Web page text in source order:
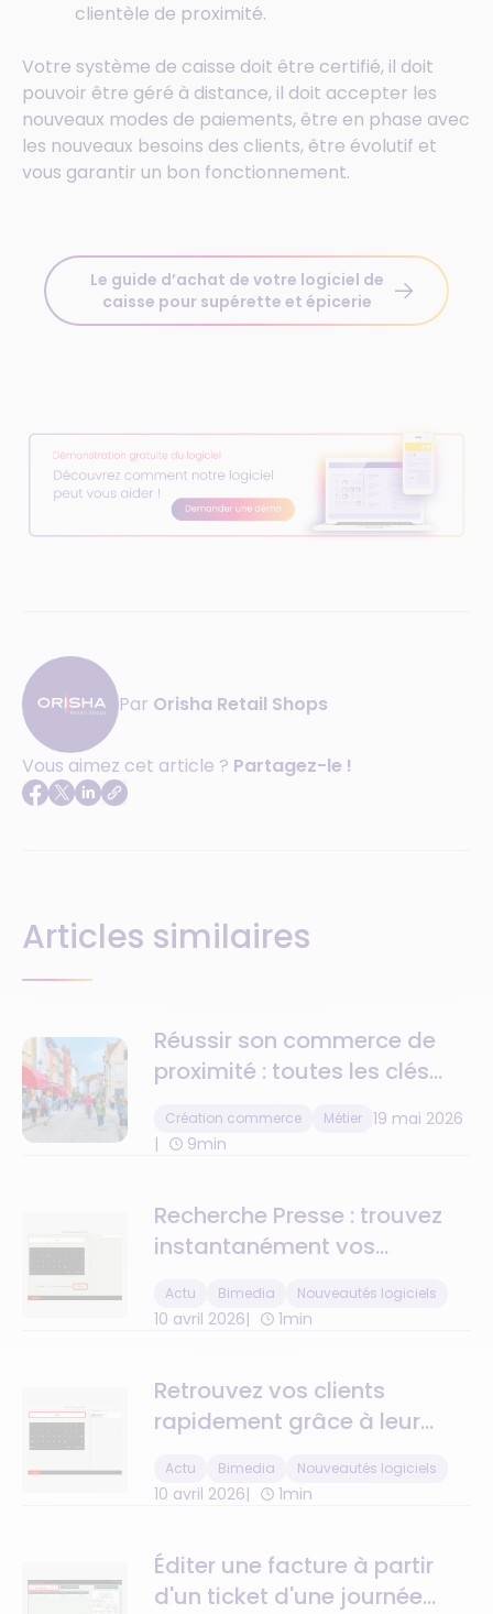
clientèle de proximité.
Votre système de caisse doit être certifié, il doit
pouvoir être géré à distance, il doit accepter les
nouveaux modes de paiements, être en phase avec
les nouveaux besoins des clients, être évolutif et
vous garantir un bon fonctionnement.
Le guide d’achat de votre logiciel de
caisse pour supérette et épicerie
Par Orisha Retail Shops
Vous aimez cet article ? Partagez-le !
Articles similaires
Réussir son commerce de
proximité : toutes les clés
Création commerce Métier 19 mai 2026
9min
Recherche Presse : trouvez
instantanément vos
Actu Bimedia Nouveautés logiciels
10 avril 2026 1min
Retrouvez vos clients
rapidement grâce à leur
Actu Bimedia Nouveautés logiciels
10 avril 2026 1min
Éditer une facture à partir
d'un ticket d'une journée